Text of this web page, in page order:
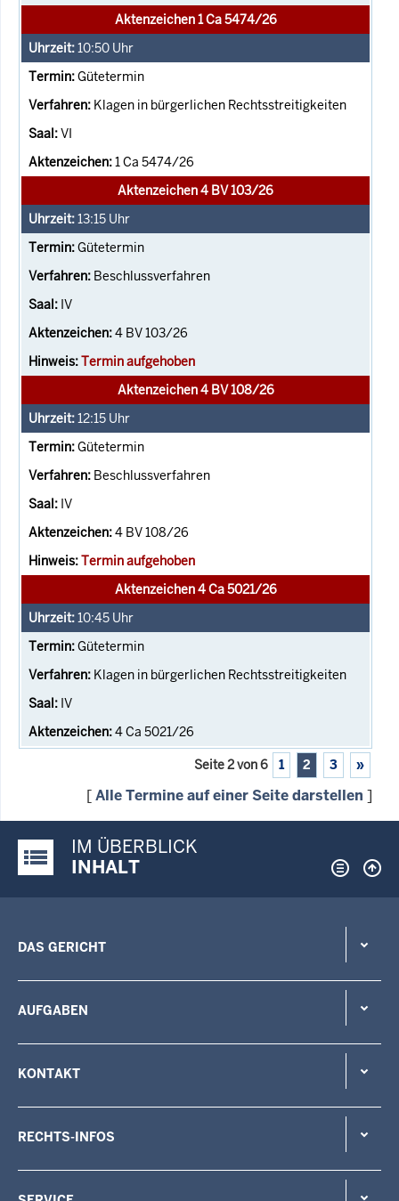
Aktenzeichen 1 Ca 5474/26
10:50 Uhr
Gütetermin
Klagen in bürgerlichen Rechtsstreitigkeiten
VI
1 Ca 5474/26
Aktenzeichen 4 BV 103/26
13:15 Uhr
Gütetermin
Beschlussverfahren
IV
4 BV 103/26
Termin aufgehoben
Aktenzeichen 4 BV 108/26
12:15 Uhr
Gütetermin
Beschlussverfahren
IV
4 BV 108/26
Termin aufgehoben
Aktenzeichen 4 Ca 5021/26
10:45 Uhr
Gütetermin
Klagen in bürgerlichen Rechtsstreitigkeiten
IV
4 Ca 5021/26
Seite 2 von 6 1 2 3 »
[Alle Termine auf einer Seite darstellen ]
Justiz-Portal im Überblick:
IM ÜBERBLICK
INHALT
DAS GERICHT
AUFGABEN
KONTAKT
RECHTS-INFOS